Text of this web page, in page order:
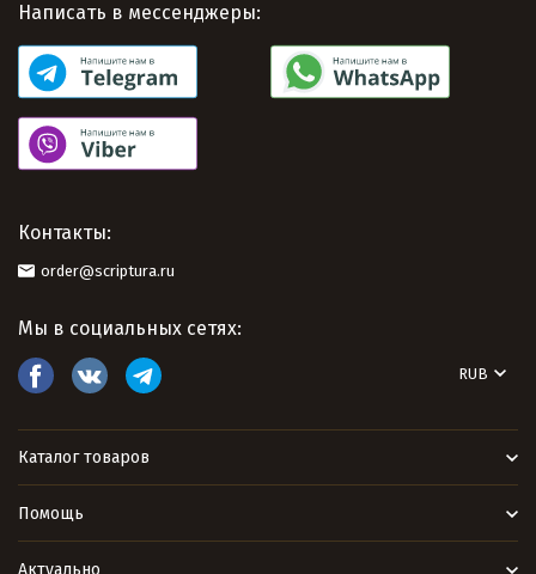
Написать в мессенджеры:
Контакты:
order@scriptura.ru
Мы в социальных сетях:
RUB
Каталог товаров
Помощь
Актуально